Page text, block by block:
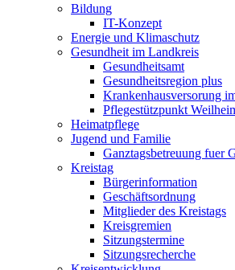
Bildung
IT-Konzept
Energie und Klimaschutz
Gesundheit im Landkreis
Gesundheitsamt
Gesundheitsregion plus
Krankenhausversorung
Pflegestützpunkt
Heimatpflege
Jugend und Familie
Ganztagsbetreuung fuer
Kreistag
Bürgerinformation
Geschäftsordnung
Mitglieder des Kreistags
Kreisgremien
Sitzungstermine
Sitzungsrecherche